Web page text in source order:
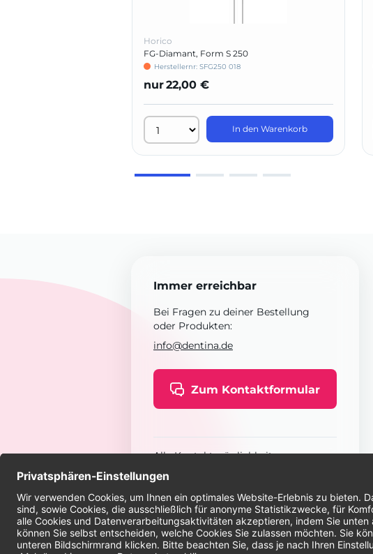
Horico
FG-Diamant, Form S 250
Herstellernr: SFG250 018
nur22,00 €
In den Warenkorb
Immer erreichbar
Bei Fragen zu deiner Bestellung
oder Produkten:
info@dentina.de
Zum Kontaktformular
Alle Kontaktmöglichkeiten